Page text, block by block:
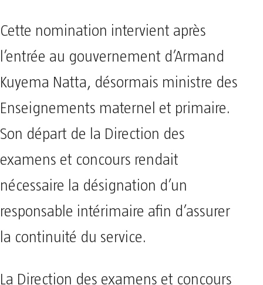
Cette nomination intervient après
l’entrée au gouvernement d’Armand
Kuyema Natta, désormais ministre des
Enseignements maternel et primaire.
Son départ de la Direction des
examens et concours rendait
nécessaire la désignation d’un
responsable intérimaire afin d’assurer
la continuité du service.
La Direction des examens et concours